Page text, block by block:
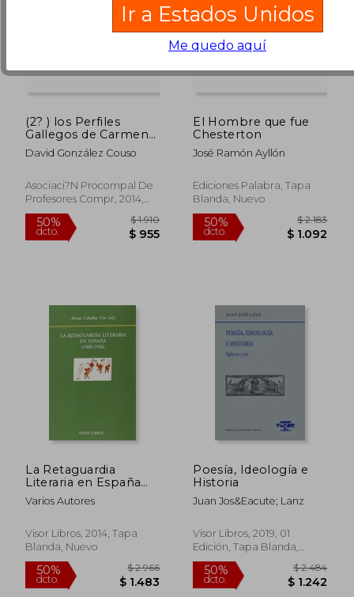
50%
dcto.
$ 1.758
$ 879
50%
dcto. $
(2? ) los Perfiles
Gallegos de Carmen
Martin Gaite
David González Couso
Asociaci?N Procompal De
Profesores Compr, 2014,
Tapa Blanda,
El Hombre que fue
Chesterton
José Ramón Ayllón
Ediciones Palabra, Tapa
Blanda, Nuevo
La Retaguardia
Literaria en España
(1900-1936)
Varios Autores
Visor Libros, 2014, Tapa
Blanda, Nuevo
Poesía, Ideología e
Historia
Juan Jos&Eacute; Lanz
Visor Libros, 2019, 01
Edición, Tapa Blanda,
Nuevo
Ir a Estados Unidos
Me quedo aquí